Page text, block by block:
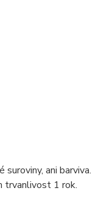
ani barviva.
trvanlivost 1 rok.